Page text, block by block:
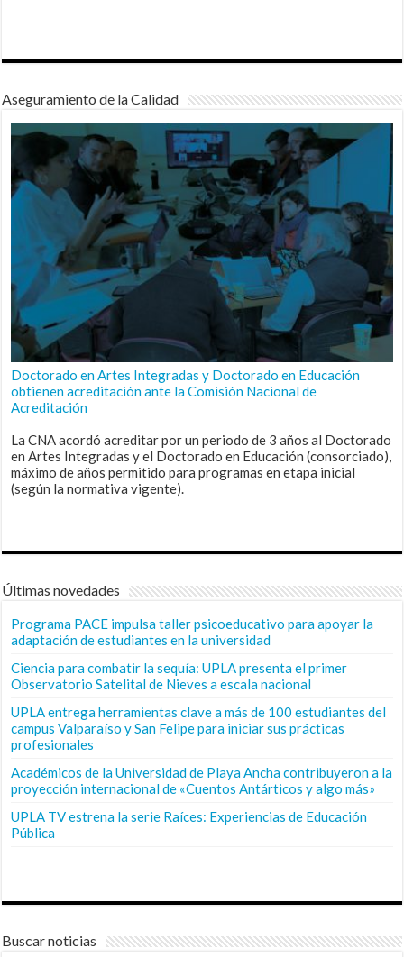
Aseguramiento de la Calidad
Doctorado en Artes Integradas y Doctorado en Educación
obtienen acreditación ante la Comisión Nacional de
Acreditación
La CNA acordó acreditar por un periodo de 3 años al Doctorado
en Artes Integradas y el Doctorado en Educación (consorciado),
máximo de años permitido para programas en etapa inicial
(según la normativa vigente).
Últimas novedades
Programa PACE impulsa taller psicoeducativo para apoyar la
adaptación de estudiantes en la universidad
Ciencia para combatir la sequía: UPLA presenta el primer
Observatorio Satelital de Nieves a escala nacional
UPLA entrega herramientas clave a más de 100 estudiantes del
campus Valparaíso y San Felipe para iniciar sus prácticas
profesionales
Académicos de la Universidad de Playa Ancha contribuyeron a la
proyección internacional de «Cuentos Antárticos y algo más»
UPLA TV estrena la serie Raíces: Experiencias de Educación
Pública
Buscar noticias